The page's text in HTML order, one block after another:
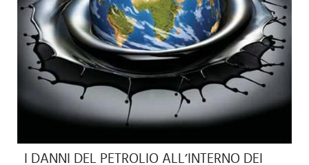
I DANNI DEL PETROLIO ALL’INTERNO DEI